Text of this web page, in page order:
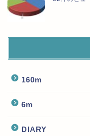
160m
6m
DIARY